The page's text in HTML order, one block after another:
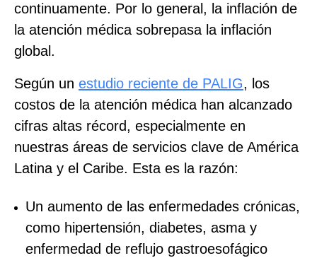
continuamente. Por lo general, la inflación de
la atención médica sobrepasa la inflación
global.
Según un estudio reciente de PALIG, los
costos de la atención médica han alcanzado
cifras altas récord, especialmente en
nuestras áreas de servicios clave de América
Latina y el Caribe. Esta es la razón:
Un aumento de las enfermedades crónicas,
como hipertensión, diabetes, asma y
enfermedad de reflujo gastroesofágico